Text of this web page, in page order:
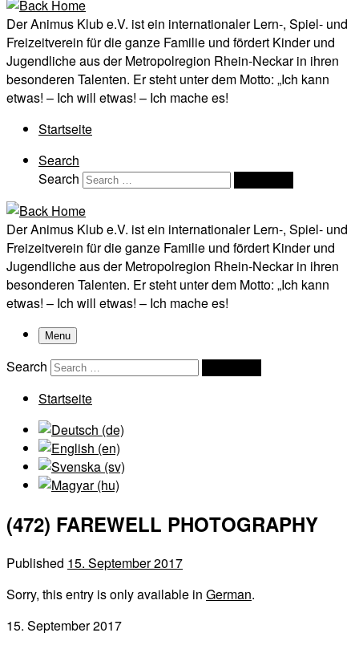
Der Animus Klub e.V. ist ein internationaler Lern-, Spiel- und
Freizeitverein für die ganze Familie und fördert Kinder und
Jugendliche aus der Metropolregion Rhein-Neckar in ihren
besonderen Talenten. Er steht unter dem Motto: „Ich kann
etwas! – Ich will etwas! – Ich mache es!
Startseite
Search
Search
Der Animus Klub e.V. ist ein internationaler Lern-, Spiel- und
Freizeitverein für die ganze Familie und fördert Kinder und
Jugendliche aus der Metropolregion Rhein-Neckar in ihren
besonderen Talenten. Er steht unter dem Motto: „Ich kann
etwas! – Ich will etwas! – Ich mache es!
Menu
Search
Startseite
(472) FAREWELL PHOTOGRAPHY
Published 15. September 2017
Sorry, this entry is only available in German.
15. September 2017